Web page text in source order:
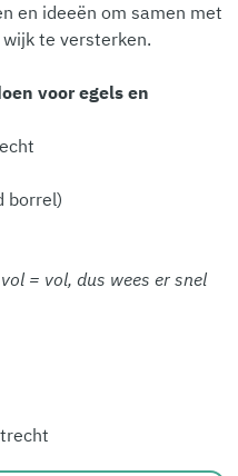
en ideeën om samen met
te versterken.
voor egels en
borrel)
= vol, dus wees er snel